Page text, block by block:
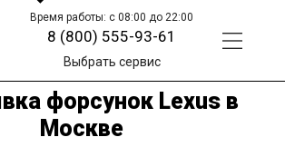
Время работы: с 08:00 до 22:00
8 (800) 555-93-61
Выбрать сервис
форсунок Lexus в
Москве